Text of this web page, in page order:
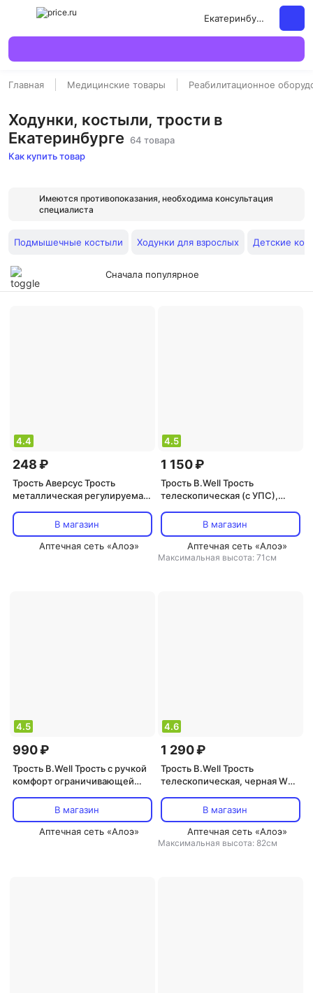
Екатеринбург
Главная Медицинские товары Реабилитационное
Ходунки, костыли, трости в
Екатеринбурге 64 товара
Как купить товар
Имеются противопоказания, необходима консультация
специалиста
Подмышечные костыли Ходунки для взрослых Детские
Сначала популярное
4.4
248 ₽
Трость Аверсус Трость
металлическая регулируемая
В магазин
Аптечная сеть «Алоэ»
4.5
1 150 ₽
Трость B.Well Трость
телескопическая (с УПС),
В магазин
Аптечная сеть «Алоэ»
Максимальная высота: 71см
4.5
990 ₽
Трость B.Well Трость с ручкой
комфорт ограничивающей
В магазин
Аптечная сеть «Алоэ»
4.6
1 290 ₽
Трость B.Well Трость
телескопическая, черная WR-
В магазин
Аптечная сеть «Алоэ»
Максимальная высота: 82см